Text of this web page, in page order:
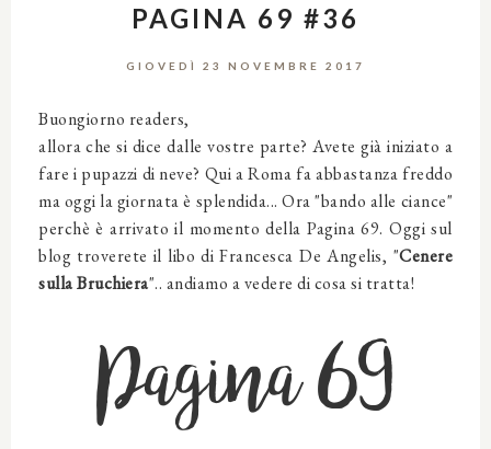
PAGINA 69 #36
GIOVEDÌ 23 NOVEMBRE 2017
Buongiorno readers,
allora che si dice dalle vostre parte? Avete già iniziato a
fare i pupazzi di neve? Qui a Roma fa abbastanza freddo
ma oggi la giornata è splendida... Ora "bando alle ciance"
perchè è arrivato il momento della Pagina 69. Oggi sul
blog troverete il libo di Francesca De Angelis, "Cenere
sulla Bruchiera".. andiamo a vedere di cosa si tratta!
Pagina 69